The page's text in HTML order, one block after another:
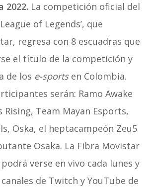
2022. La competición oficial del
of Legends’, que
regresa con 8 escuadras que
el título de la competición y
de los e-sports en Colombia.
serán: Ramo Awake
Rising, Team Mayan Esports,
Oska, el heptacampeón Zeu5
Osaka. La Fibra Movistar
verse en vivo cada lunes y
de Twitch y YouTube de